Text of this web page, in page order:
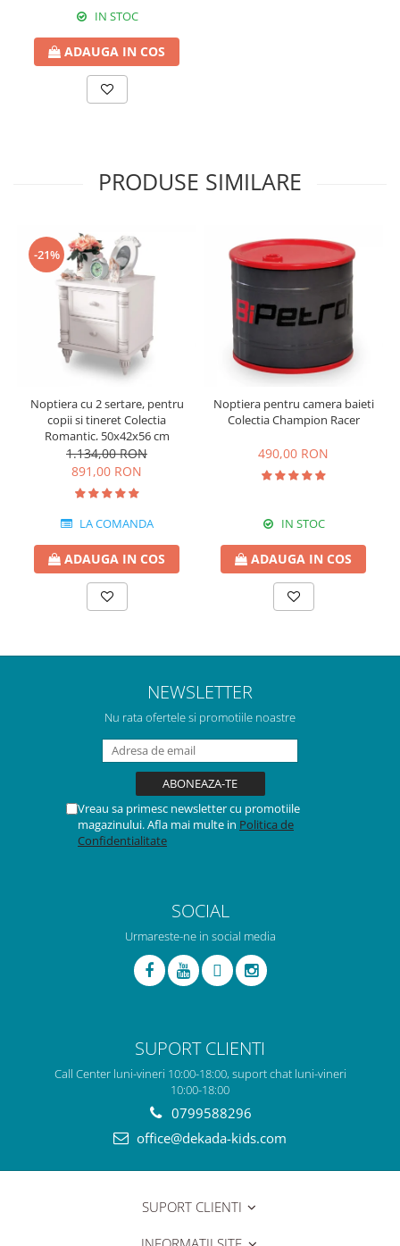
IN STOC
ADAUGA IN COS
PRODUSE SIMILARE
-21%
Noptiera cu 2 sertare, pentru
copii si tineret Colectia
Romantic, 50x42x56 cm
1.134,00 RON
891,00 RON
LA COMANDA
ADAUGA IN COS
Noptiera pentru camera baieti
Colectia Champion Racer
490,00 RON
IN STOC
ADAUGA IN COS
NEWSLETTER
Nu rata ofertele si promotiile noastre
Vreau sa primesc newsletter cu promotiile
magazinului. Afla mai multe in Politica de
Confidentialitate
SOCIAL
Urmareste-ne in social media
SUPORT CLIENTI
Call Center luni-vineri 10:00-18:00, suport chat luni-vineri
10:00-18:00
0799588296
office@dekada-kids.com
SUPORT CLIENTI